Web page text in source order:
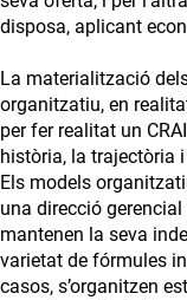
disposa, aplicant
La materialització
organitzatiu, en
per fer realitat un
història, la trajectòria
Els models
una direcció
mantenen la seva
varietat de fórmules
casos, s’organitzen